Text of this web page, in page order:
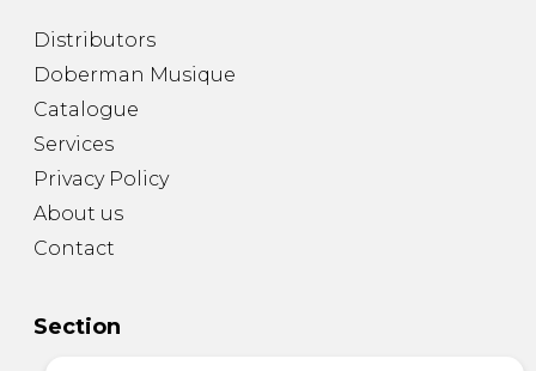
Distributors
Doberman Musique
Catalogue
Services
Privacy Policy
About us
Contact
Section